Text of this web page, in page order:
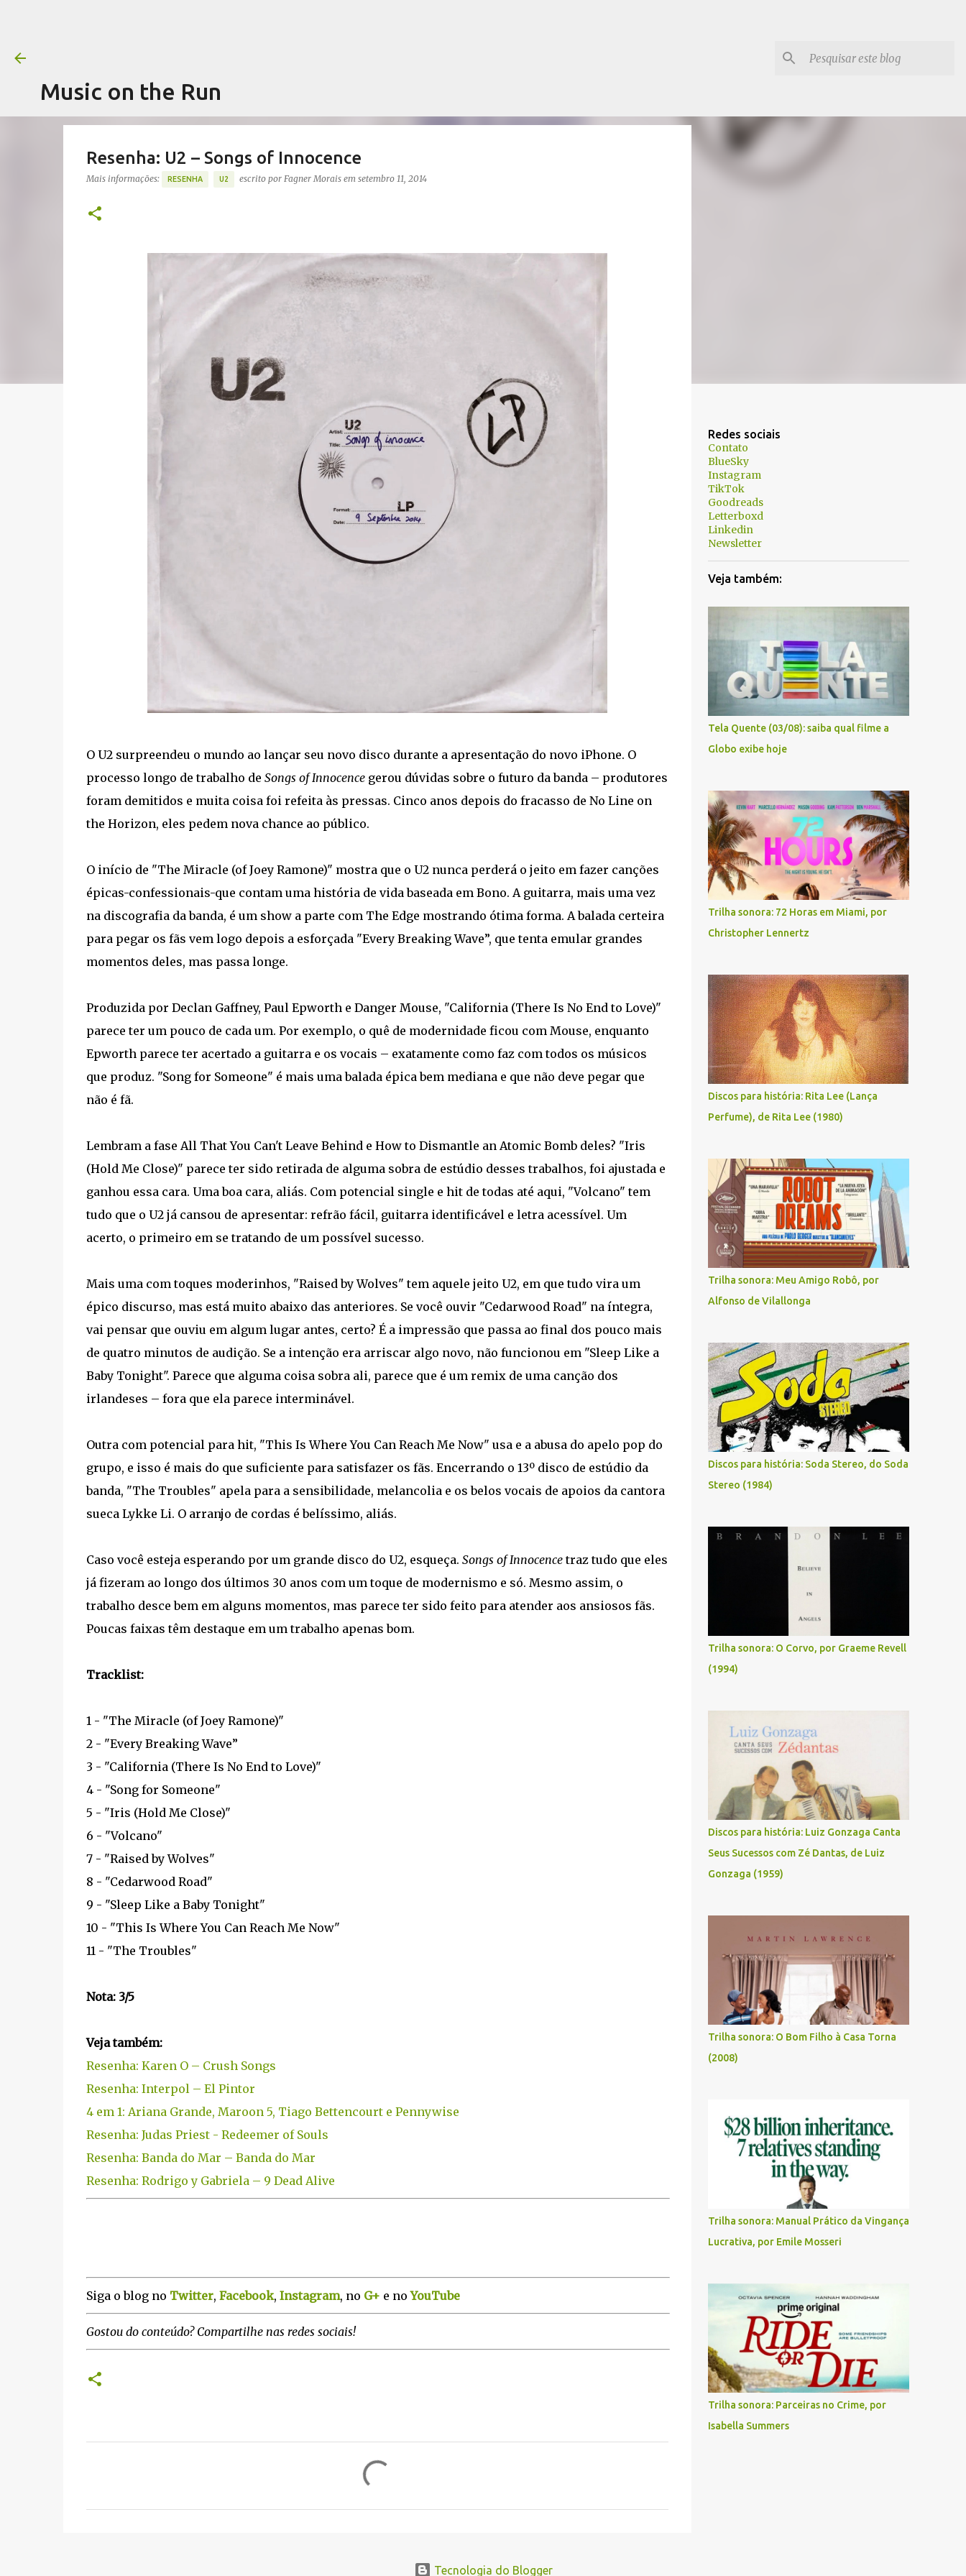
Music on the Run
Resenha: U2 – Songs of Innocence
Mais informações: RESENHA U2 escrito por Fagner Morais em setembro 11, 2014
O U2 surpreendeu o mundo ao lançar seu novo disco durante a apresentação do novo iPhone. O
processo longo de trabalho de Songs of Innocencegerou dúvidas sobre o futuro da banda – produtores
foram demitidos e muita coisa foi refeita às pressas. Cinco anos depois do fracasso de No Line on
the Horizon, eles pedem nova chance ao público.
O início de "The Miracle (of Joey Ramone)" mostra que o U2 nunca perderá o jeito em fazer canções
épicas-confessionais-que contam uma história de vida baseada em Bono. A guitarra, mais uma vez
na discografia da banda, é um show a parte com The Edge mostrando ótima forma. A balada certeira
para pegar os fãs vem logo depois a esforçada "Every Breaking Wave”, que tenta emular grandes
momentos deles, mas passa longe.
Produzida por Declan Gaffney, Paul Epworth e Danger Mouse, "California (There Is No End to Love)"
parece ter um pouco de cada um. Por exemplo, o quê de modernidade ficou com Mouse, enquanto
Epworth parece ter acertado a guitarra e os vocais – exatamente como faz com todos os músicos
que produz. "Song for Someone" é mais uma balada épica bem mediana e que não deve pegar que
não é fã.
Lembram a fase All That You Can't Leave Behind e How to Dismantle an Atomic Bomb deles? "Iris
(Hold Me Close)" parece ter sido retirada de alguma sobra de estúdio desses trabalhos, foi ajustada e
ganhou essa cara. Uma boa cara, aliás. Com potencial single e hit de todas até aqui, "Volcano" tem
tudo que o U2 já cansou de apresentar: refrão fácil, guitarra identificável e letra acessível. Um
acerto, o primeiro em se tratando de um possível sucesso.
Mais uma com toques moderinhos, "Raised by Wolves" tem aquele jeito U2, em que tudo vira um
épico discurso, mas está muito abaixo das anteriores. Se você ouvir "Cedarwood Road" na íntegra,
vai pensar que ouviu em algum lugar antes, certo? É a impressão que passa ao final dos pouco mais
de quatro minutos de audição. Se a intenção era arriscar algo novo, não funcionou em "Sleep Like a
Baby Tonight". Parece que alguma coisa sobra ali, parece que é um remix de uma canção dos
irlandeses – fora que ela parece interminável.
Outra com potencial para hit, "This Is Where You Can Reach Me Now" usa e a abusa do apelo pop do
grupo, e isso é mais do que suficiente para satisfazer os fãs. Encerrando o 13º disco de estúdio da
banda, "The Troubles" apela para a sensibilidade, melancolia e os belos vocais de apoios da cantora
sueca Lykke Li. O arranjo de cordas é belíssimo, aliás.
Caso você esteja esperando por um grande disco do U2, esqueça. Songs of Innocencetraz tudo que eles
já fizeram ao longo dos últimos 30 anos com um toque de modernismo e só. Mesmo assim, o
trabalho desce bem em alguns momentos, mas parece ter sido feito para atender aos ansiosos fãs.
Poucas faixas têm destaque em um trabalho apenas bom.
Tracklist:
1 - "The Miracle (of Joey Ramone)"
2 - "Every Breaking Wave”
3 - "California (There Is No End to Love)"
4 - "Song for Someone"
5 - "Iris (Hold Me Close)"
6 - "Volcano"
7 - "Raised by Wolves"
8 - "Cedarwood Road"
9 - "Sleep Like a Baby Tonight"
10 - "This Is Where You Can Reach Me Now"
11 - "The Troubles"
Nota: 3/5
Veja também:
Resenha: Karen O – Crush Songs
Resenha: Interpol – El Pintor
4 em 1: Ariana Grande, Maroon 5, Tiago Bettencourt e Pennywise
Resenha: Judas Priest - Redeemer of Souls
Resenha: Banda do Mar – Banda do Mar
Resenha: Rodrigo y Gabriela – 9 Dead Alive
Siga o blog no Twitter, Facebook, Instagram, no G+ e noYouTube
Gostou do conteúdo? Compartilhe nas redes sociais!
Redes sociais
Contato
BlueSky
Instagram
TikTok
Goodreads
Letterboxd
Linkedin
Newsletter
Veja também:
Tela Quente (03/08): saiba qual filme a
Globo exibe hoje
Trilha sonora: 72 Horas em Miami, por
Christopher Lennertz
Discos para história: Rita Lee (Lança
Perfume), de Rita Lee (1980)
Trilha sonora: Meu Amigo Robô, por
Alfonso de Vilallonga
Discos para história: Soda Stereo, do Soda
Stereo (1984)
Trilha sonora: O Corvo, por Graeme Revell
(1994)
Discos para história: Luiz Gonzaga Canta
Seus Sucessos com Zé Dantas, de Luiz
Gonzaga (1959)
Trilha sonora: O Bom Filho à Casa Torna
(2008)
Trilha sonora: Manual Prático da Vingança
Lucrativa, por Emile Mosseri
Trilha sonora: Parceiras no Crime, por
Isabella Summers
Tecnologia do Blogger